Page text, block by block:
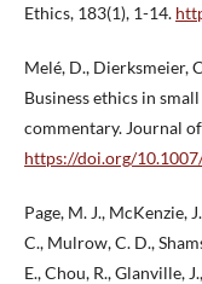
Ethics, 183(1), 1-14.
Melé, D., Dierksmeier,
Business ethics in
commentary. Journal
https://doi.org/
Page, M. J., McKenzie,
C., Mulrow, C. D.,
E., Chou, R., Glanville,